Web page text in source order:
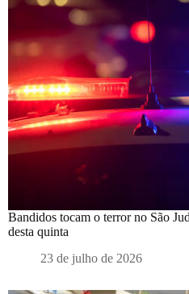
Bandidos tocam o terror no São
desta quinta
23 de julho de 2026